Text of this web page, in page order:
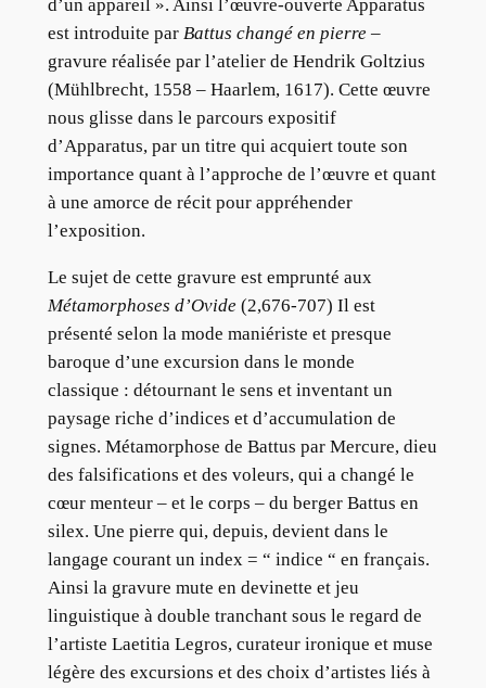
d’un appareil ». Ainsi l’œuvre-ouverte Apparatus
est introduite par Battus changé en pierre–
gravure réalisée par l’atelier de Hendrik Goltzius
(Mühlbrecht, 1558 – Haarlem, 1617). Cette œuvre
nous glisse dans le parcours expositif
d’Apparatus, par un titre qui acquiert toute son
importance quant à l’approche de l’œuvre et quant
à une amorce de récit pour appréhender
l’exposition.
Le sujet de cette gravure est emprunté aux
Métamorphoses d’Ovide(2,676-707) Il est
présenté selon la mode maniériste et presque
baroque d’une excursion dans le monde
classique : détournant le sens et inventant un
paysage riche d’indices et d’accumulation de
signes. Métamorphose de Battus par Mercure, dieu
des falsifications et des voleurs, qui a changé le
cœur menteur – et le corps – du berger Battus en
silex. Une pierre qui, depuis, devient dans le
langage courant un index = “ indice “ en français.
Ainsi la gravure mute en devinette et jeu
linguistique à double tranchant sous le regard de
l’artiste Laetitia Legros, curateur ironique et muse
légère des excursions et des choix d’artistes liés à